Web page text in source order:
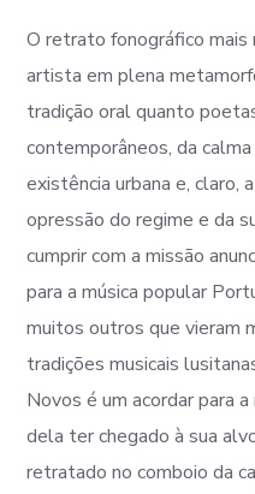
O retrato fonográfico mais
artista em plena
tradição oral quanto
contemporâneos, da
existência urbana e, claro,
opressão do regime e da
cumprir com a missão
para a música popular
muitos outros que vieram
tradições musicais
Novos é um acordar para
dela ter chegado à sua
retratado no comboio da